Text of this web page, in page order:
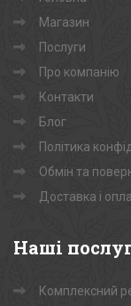
Магазин
Послуги
Про компанію
Контакти
Блог
Політика
Обмін та
Доставка і
Наші
Комплексний